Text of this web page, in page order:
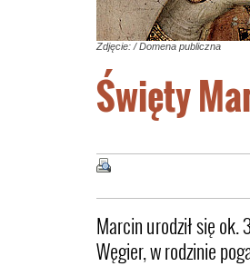
Zdjęcie: / Domena publiczna
Święty
Marcin urodził się ok.
Węgier, w rodzinie